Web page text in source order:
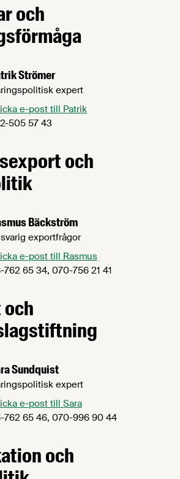
och
Strömer
expert
e-post till Patrik
505 57 43
och
Bäckström
exportfrågor
e-post till Rasmus
762 65 34, 070-756 21 41
Sundquist
expert
e-post till Sara
762 65 46, 070-996 90 44
och